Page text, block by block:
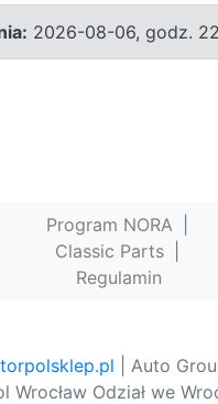
2026-08-06, godz.
Program NORA
Classic Parts
Regulamin
| Auto
Wrocław Odział we